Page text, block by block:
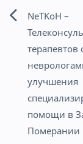
по
NeTKoH –
терапевтов
улучшения
помощи в
Померании